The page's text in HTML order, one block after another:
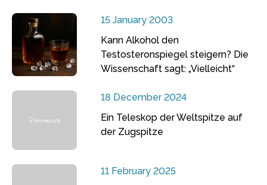
15 January 2003
Kann Alkohol den
Testosteronspiegel steigern? Die
Wissenschaft sagt: „Vielleicht“
18 December 2024
Ein Teleskop der Weltspitze auf
der Zugspitze
11 February 2025